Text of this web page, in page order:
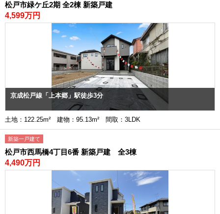
松戸市緑ケ丘2期 全2棟 新築戸建
4,599万円
京成松戸線「上本郷」駅徒歩3分
土地：122.25m² 建物：95.13m² 間取：3LDK
新築一戸建て
松戸市西馬橋4丁目6番 新築戸建 全3棟
4,490万円